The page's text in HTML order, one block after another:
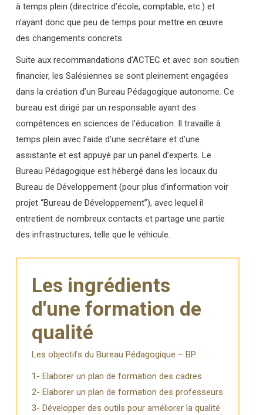
à temps plein (directrice d’école, comptable, etc.) et
n’ayant donc que peu de temps pour mettre en œuvre
des changements concrets.
Suite aux recommandations d’ACTEC et avec son soutien
financier, les Salésiennes se sont pleinement engagées
dans la création d’un Bureau Pédagogique autonome. Ce
bureau est dirigé par un responsable ayant des
compétences en sciences de l’éducation. Il travaille à
temps plein avec l’aide d’une secrétaire et d’une
assistante et est appuyé par un panel d’experts. Le
Bureau Pédagogique est hébergé dans les locaux du
Bureau de Développement (pour plus d’information voir
projet “Bureau de Développement”), avec lequel il
entretient de nombreux contacts et partage une partie
des infrastructures, telle que le véhicule.
Les ingrédients
d'une formation de
qualité
Les objectifs du Bureau Pédagogique – BP:
1- Elaborer un plan de formation des cadres
2- Elaborer un plan de formation des professeurs
3- Développer des outils pour améliorer la qualité